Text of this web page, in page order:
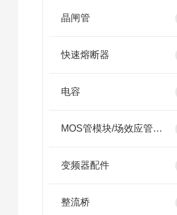
晶闸管
快速熔断器
电容
MOS管模块/场效应管模块
变频器配件
整流桥